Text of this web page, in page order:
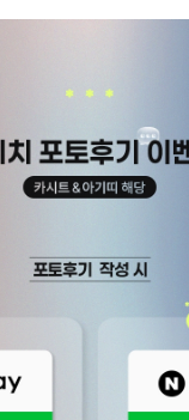
PAYCO 바로구매
Graphics: NVIDIA GTX 1660Ti